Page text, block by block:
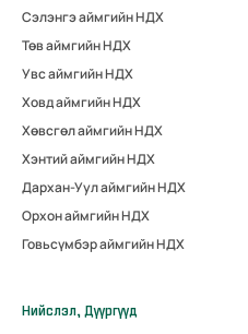
Сэлэнгэ аймгийн НДХ
Төв аймгийн НДХ
Увс аймгийн НДХ
Ховд аймгийн НДХ
Хөвсгөл аймгийн НДХ
Хэнтий аймгийн НДХ
Дархан-Уул аймгийн НДХ
Орхон аймгийн НДХ
Говьсүмбэр аймгийн НДХ
Нийслэл, Дүүргүүд